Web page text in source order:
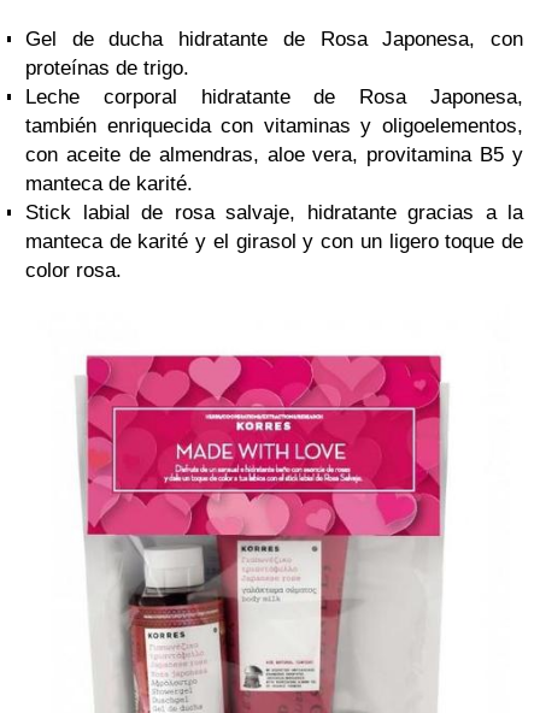
Gel de ducha hidratante de Rosa Japonesa, con
proteínas de trigo.
Leche corporal hidratante de Rosa Japonesa,
también enriquecida con vitaminas y oligoelementos,
con aceite de almendras, aloe vera, provitamina B5 y
manteca de karité.
Stick labial de rosa salvaje, hidratante gracias a la
manteca de karité y el girasol y con un ligero toque de
color rosa.